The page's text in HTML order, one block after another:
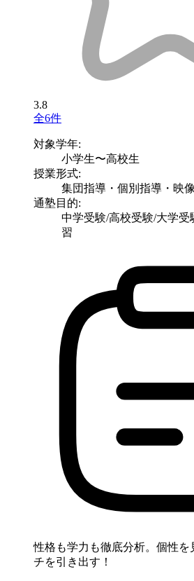
3.8
全6件
対象学年:
小学生〜高校生
授業形式:
集団指導・個別指導・映
通塾目的:
中学受験/高校受験/大学
習
性格も学力も徹底分析。個性を
チを引き出す！